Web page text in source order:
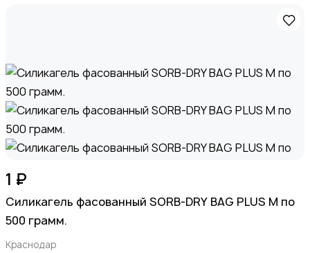
Другое 2
1 ₽
Силикагель фасованный SORB-DRY BAG PLUS M по
500 грамм.
Краснодар